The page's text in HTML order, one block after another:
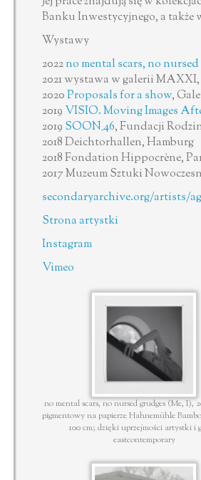
Banku Inwestycyjnego, a
Wystawy
2022no mental scars, no
2021 wystawa w galerii MAXXI,
2020Proposals for a show,
2019VISIO. Moving Images
2019 SOON_46, Fundacji
2018 Deichtorhallen, Hamburg
2018 Fondation Hippocrène,
2017 Muzeum Sztuki
secondaryarchive.org/artists/
Strona artystki
Instagram
Vimeo
no mental scars, no nursed grudges (Me, I),
pigmentowy na papierze Hahnemühle
100 cm; dzięki uprzejmości artystki i
eastcontemporary